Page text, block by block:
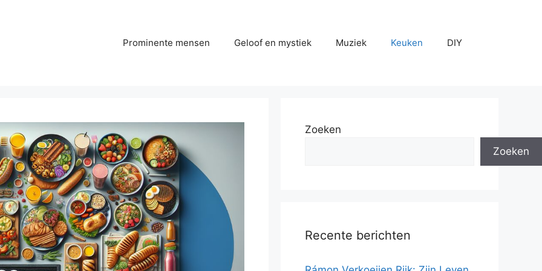
Prominente mensen Geloof en mystiek Muziek Keuken DIY
Zoeken
Zoeken
Recente berichten